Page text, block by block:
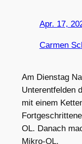
Apr. 17,
Carmen
Am Dienstag
Unterentfelden
mit einem
OL. Danach
Mikro-OL.